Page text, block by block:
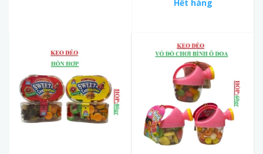
Hết hàng